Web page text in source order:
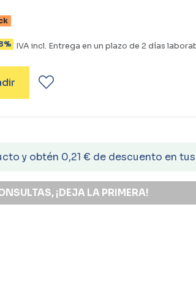
IVA incl. Entrega en un plazo de 2 días
y obtén 0,21 € de descuento en
¡DEJA LA PRIMERA!